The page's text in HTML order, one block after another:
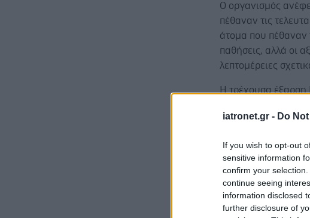
iatronet.gr - Do
If you wish to opt-out
sensitive information
confirm your
continue seeing
information disclosed
further disclosure of
Ο οργανισμός
πέθαναν τις
άτομα που πέθαναν
παθήσεις, αλλά οι
λεπτομέρειες
Η τρέχουσα έξαρση
τροφίμων έχουν
Ο Darren Whitby,